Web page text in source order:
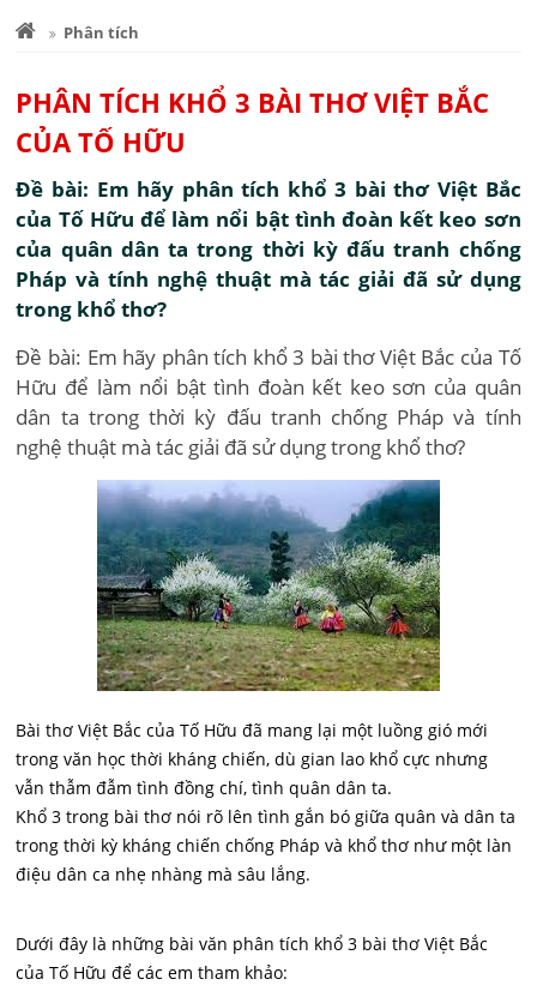
Phân tích
PHÂN TÍCH KHỔ 3 BÀI THƠ VIỆT BẮC
CỦA TỐ HỮU
Đề bài: Em hãy phân tích khổ 3 bài thơ Việt Bắc
của Tố Hữu để làm nổi bật tình đoàn kết keo sơn
của quân dân ta trong thời kỳ đấu tranh chống
Pháp và tính nghệ thuật mà tác giải đã sử dụng
trong khổ thơ?
Đề bài: Em hãy phân tích khổ 3 bài thơ Việt Bắc của Tố
Hữu để làm nổi bật tình đoàn kết keo sơn của quân
dân ta trong thời kỳ đấu tranh chống Pháp và tính
nghệ thuật mà tác giải đã sử dụng trong khổ thơ?
Bài thơ Việt Bắc của Tố Hữu đã mang lại một luồng gió mới
trong văn học thời kháng chiến, dù gian lao khổ cực nhưng
vẫn thẫm đẫm tình đồng chí, tình quân dân ta.
Khổ 3 trong bài thơ nói rõ lên tình gắn bó giữa quân và dân ta
trong thời kỳ kháng chiến chống Pháp và khổ thơ như một làn
điệu dân ca nhẹ nhàng mà sâu lắng.
Dưới đây là những bài văn phân tích khổ 3 bài thơ Việt Bắc
của Tố Hữu để các em tham khảo: